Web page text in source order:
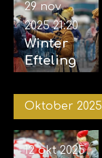
Winter
Efteling
2025
29 nov
2025 21:20
Oktober 2025
12 okt 2025